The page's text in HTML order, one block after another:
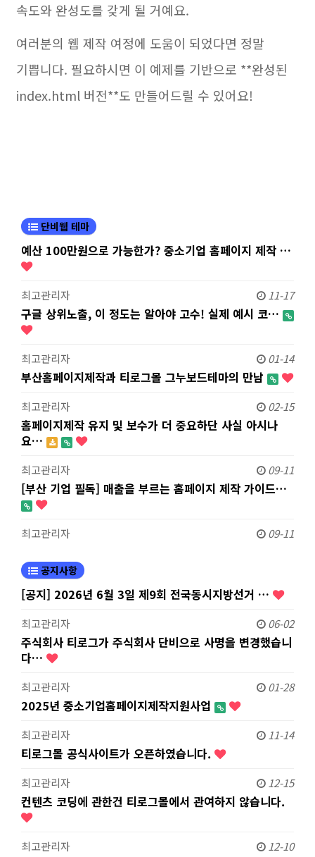
속도와 완성도를 갖게 될 거예요.
여러분의 웹 제작 여정에 도움이 되었다면 정말
기쁩니다. 필요하시면 이 예제를 기반으로 **완성된
index.html 버전**도 만들어드릴 수 있어요!
단비웹 테마
예산 100만원으로 가능한가? 중소기업 홈페이지 제작 …
최고관리자 11-17
구글 상위노출, 이 정도는 알아야 고수! 실제 예시 코…
최고관리자 01-14
부산홈페이지제작과 티로그몰 그누보드테마의 만남
최고관리자 02-15
홈페이지제작 유지 및 보수가 더 중요하단 사실 아시나
요…
최고관리자 09-11
[부산 기업 필독] 매출을 부르는 홈페이지 제작 가이드…
최고관리자 09-11
공지사항
[공지] 2026년 6월 3일 제9회 전국동시지방선거 …
최고관리자 06-02
주식회사 티로그가 주식회사 단비으로 사명을 변경했습니
다…
최고관리자 01-28
2025년 중소기업홈페이지제작지원사업
최고관리자 11-14
티로그몰 공식사이트가 오픈하였습니다.
최고관리자 12-15
컨텐츠 코딩에 관한건 티로그몰에서 관여하지 않습니다.
최고관리자 12-10